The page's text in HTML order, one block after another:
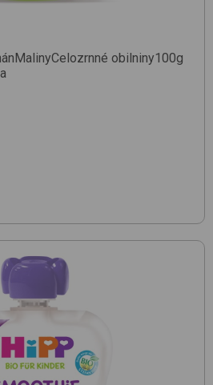
obilniny100g